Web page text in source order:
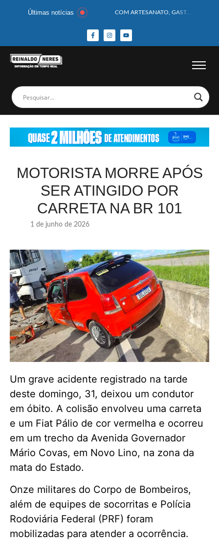
Últimas notícias
HOMEM CAI DE CACHOEIRA DE 40 METROS AO TENTAR FAZER FOTO
CORPOS DAS SEIS VÍTIMAS DE ACIDENTE COM LANCHA SÃO VELADOS; SAIBA COMO FOI
MOTORISTA MORRE APÓS
SER ATINGIDO POR
CARRETA NA BR 101
1 de junho de 2026
Um grave acidente registrado na tarde
deste domingo, 31, deixou um condutor
em óbito. A colisão envolveu uma carreta
e um Fiat Pálio de cor vermelha e ocorreu
em um trecho da Avenida Governador
Mário Covas, em Novo Lino, na zona da
mata do Estado.
Onze militares do Corpo de Bombeiros,
além de equipes de socorritas e Polícia
Rodoviária Federal (PRF) foram
mobilizadas para atender a ocorrência.